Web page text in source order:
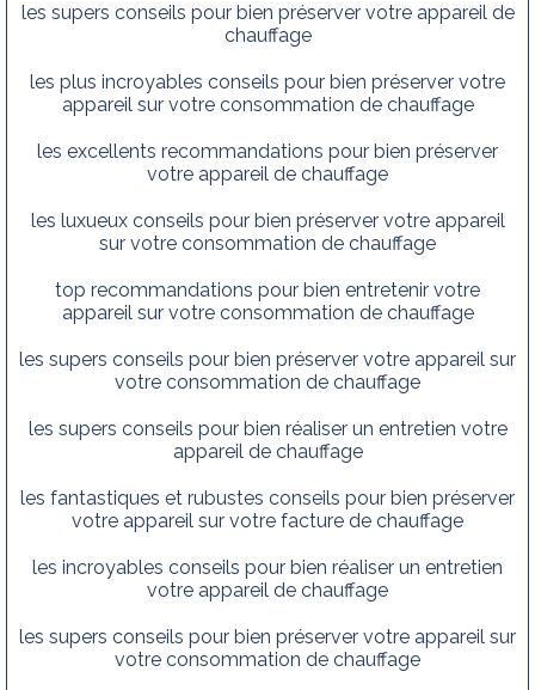
les supers conseils pour bien préserver votre appareil de
chauffage
les plus incroyables conseils pour bien préserver votre
appareil sur votre consommation de chauffage
les excellents recommandations pour bien préserver
votre appareil de chauffage
les luxueux conseils pour bien préserver votre appareil
sur votre consommation de chauffage
top recommandations pour bien entretenir votre
appareil sur votre consommation de chauffage
les supers conseils pour bien préserver votre appareil sur
votre consommation de chauffage
les supers conseils pour bien réaliser un entretien votre
appareil de chauffage
les fantastiques et rubustes conseils pour bien préserver
votre appareil sur votre facture de chauffage
les incroyables conseils pour bien réaliser un entretien
votre appareil de chauffage
les supers conseils pour bien préserver votre appareil sur
votre consommation de chauffage